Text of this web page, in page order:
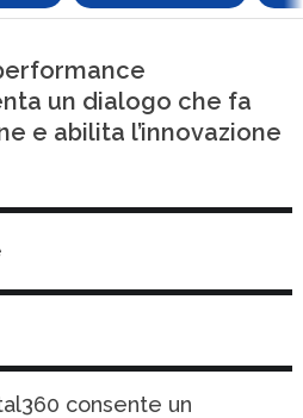
un dialogo che fa
e abilita l’innovazione
consente un